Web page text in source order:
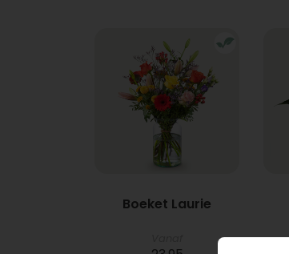
Boeket Laurie